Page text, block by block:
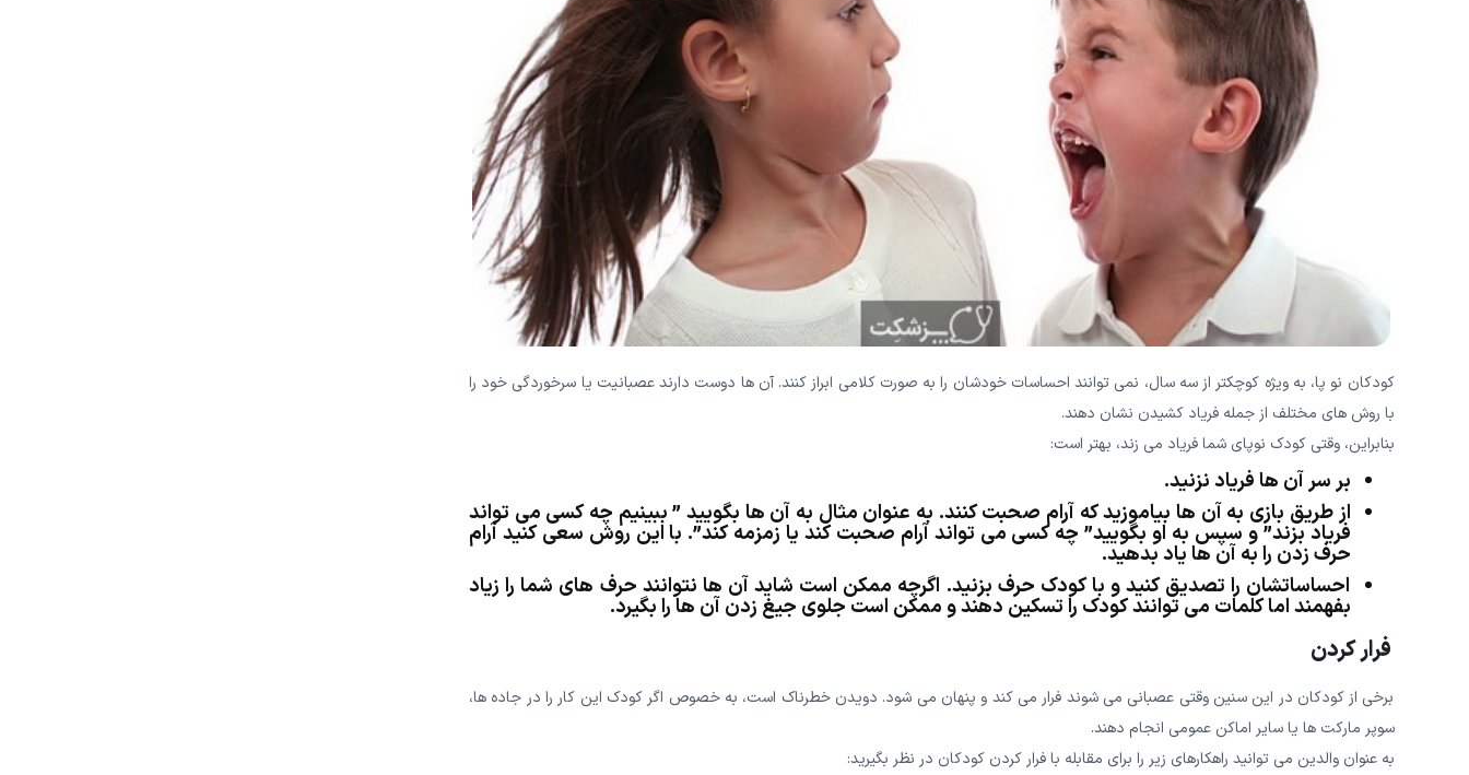
کودکان نو پا، به ویژه کوچکتر از سه سال، نمی توانند احساسات خودشان را به صورت کلامی ابراز کنند. آن ها دوست دارند عصبانیت یا سرخوردگی خود را
با روش های مختلف از جمله فریاد کشیدن نشان دهند.
بنابراین، وقتی کودک نوپای شما فریاد می زند، بهتر است:
بر سر آن ها فریاد نزنید.
از طریق بازی به آن ها بیاموزید که آرام صحبت کنند. به عنوان مثال به آن ها بگویید ” ببینیم چه کسی می تواند
فریاد بزند” و سپس به او بگویید” چه کسی می تواند آرام صحبت کند یا زمزمه کند”. با این روش سعی کنید آرام
حرف زدن را به آن ها یاد بدهید.
احساساتشان را تصدیق کنید و با کودک حرف بزنید. اگرچه ممکن است شاید آن ها نتوانند حرف های شما را زیاد
بفهمند اما کلمات می توانند کودک را تسکین دهند و ممکن است جلوی جیغ زدن آن ها را بگیرد.
فرار کردن
برخی از کودکان در این سنین وقتی عصبانی می شوند فرار می کند و پنهان می شود. دویدن خطرناک است، به خصوص اگر کودک این کار را در جاده ها،
سوپر مارکت ها یا سایر اماکن عمومی انجام دهند.
به عنوان والدین می توانید راهکارهای زیر را برای مقابله با فرار کردن کودکان در نظر بگیرید: